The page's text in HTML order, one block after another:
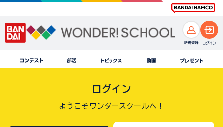
ログイン
ようこそワンダースクールへ！